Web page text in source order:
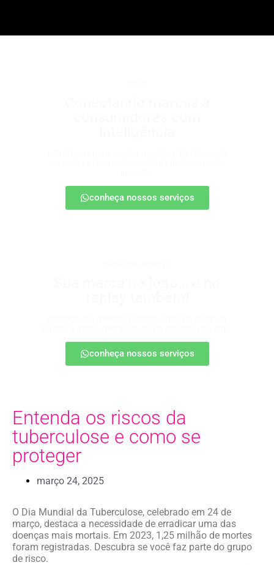
conheça nossos serviços
conheça nossos serviços
Entenda os riscos da
tuberculose e como se
proteger
março 24, 2025
O Dia Mundial da Tuberculose, celebrado em 24 de
março, destaca a necessidade de erradicar uma das
doenças mais mortais. Em 2023, 1,25 milhão de mortes
foram registradas. Descubra se você faz parte do grupo
de risco.